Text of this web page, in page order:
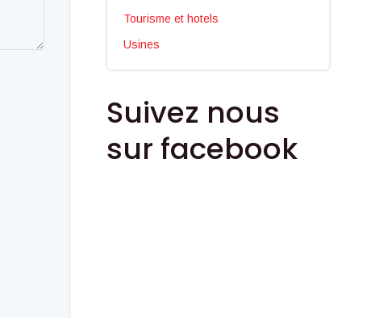
Tourisme et hotels
Usines
Suivez nous
sur facebook